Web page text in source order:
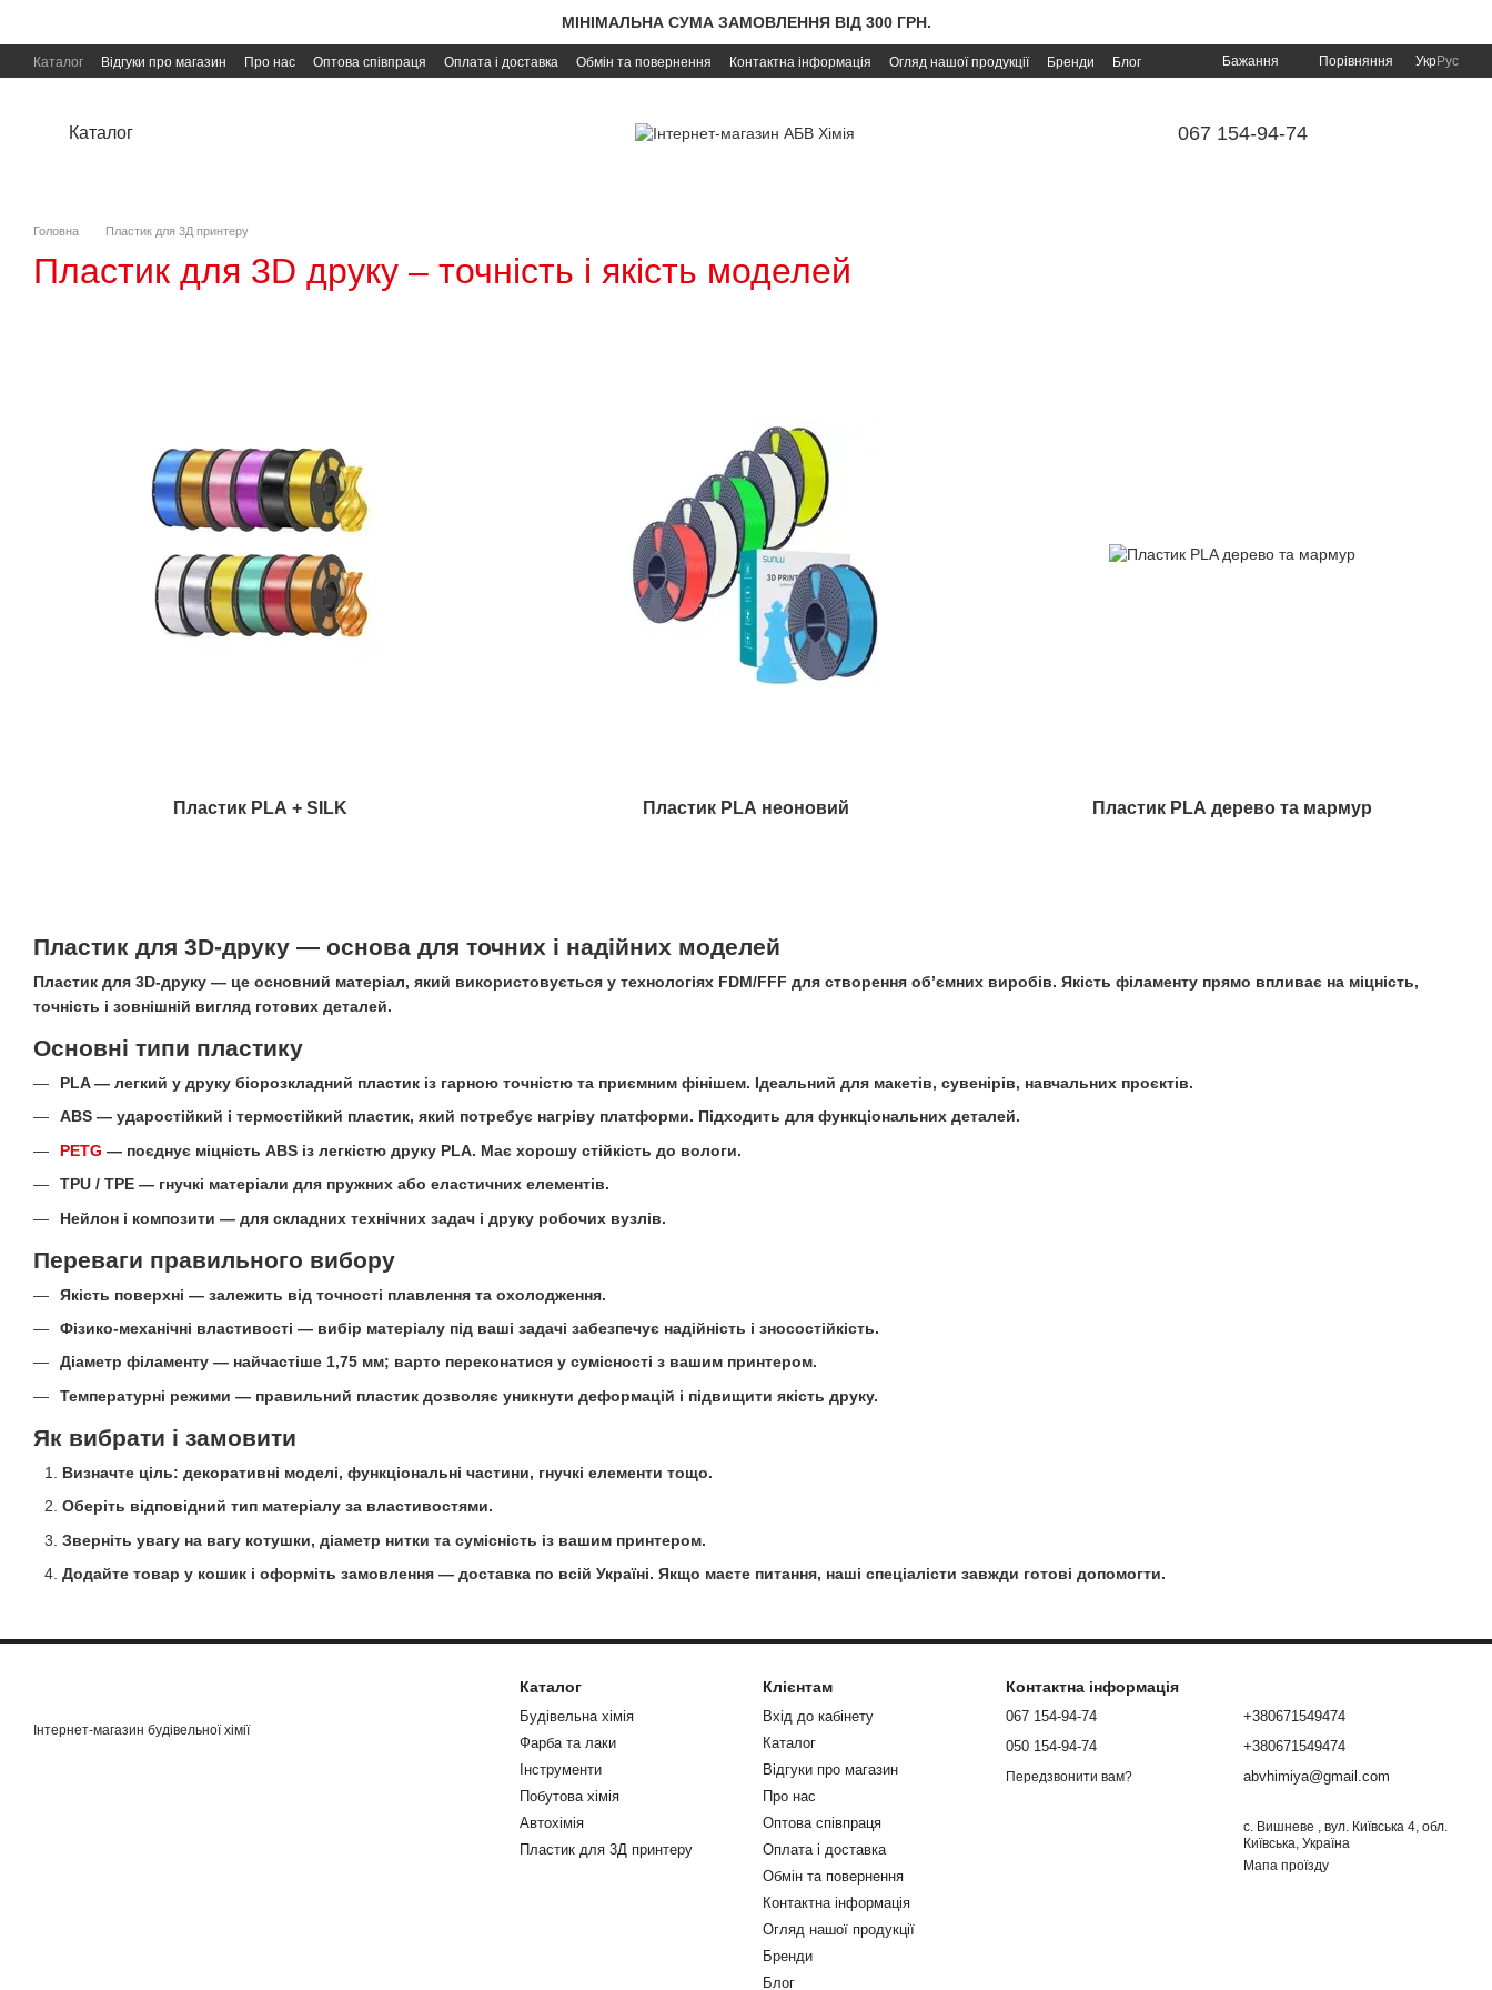
МІНІМАЛЬНА СУМА ЗАМОВЛЕННЯ ВІД 300 ГРН.
Каталог Відгуки про магазин Про нас Оптова співпраця Оплата і доставка Обмін та повернення Контактна інформація Огляд нашої продукції Бренди
Блог
Бажання Порівняння УкрРус
Каталог 067 154-94-74
Головна Пластик для 3Д принтеру
Пластик для 3D друку – точність і якість моделей
Пластик для 3D‑друку — основа для точних і надійних моделей
Пластик для 3D‑друку — це основний матеріал, який використовується у технологіях FDM/FFF для створення об’ємних виробів. Якість філаменту прямо впливає на міцність,
точність і зовнішній вигляд готових деталей.
Основні типи пластику
PLA — легкий у друку біорозкладний пластик із гарною точністю та приємним фінішем. Ідеальний для макетів, сувенірів, навчальних проєктів.
ABS — ударостійкий і термостійкий пластик, який потребує нагріву платформи. Підходить для функціональних деталей.
PETG — поєднує міцність ABS із легкістю друку PLA. Має хорошу стійкість до вологи.
TPU / TPE — гнучкі матеріали для пружних або еластичних елементів.
Нейлон і композити — для складних технічних задач і друку робочих вузлів.
Переваги правильного вибору
Якість поверхні — залежить від точності плавлення та охолодження.
Фізико-механічні властивості — вибір матеріалу під ваші задачі забезпечує надійність і зносостійкість.
Діаметр філаменту — найчастіше 1,75 мм; варто переконатися у сумісності з вашим принтером.
Температурні режими — правильний пластик дозволяє уникнути деформацій і підвищити якість друку.
Як вибрати і замовити
Визначте ціль: декоративні моделі, функціональні частини, гнучкі елементи тощо.
Оберіть відповідний тип матеріалу за властивостями.
Зверніть увагу на вагу котушки, діаметр нитки та сумісність із вашим принтером.
Додайте товар у кошик і оформіть замовлення — доставка по всій Україні. Якщо маєте питання, наші спеціалісти завжди готові допомогти.
Пластик PLA + SILK Пластик PLA неоновий Пластик PLA дерево та мармур
Інтернет-магазин будівельної хімії
Каталог
Будівельна хімія
Фарба та лаки
Інструменти
Побутова хімія
Автохімія
Пластик для 3Д принтеру
Клієнтам
Вхід до кабінету
Каталог
Відгуки про магазин
Про нас
Оптова співпраця
Оплата і доставка
Обмін та повернення
Контактна інформація
Огляд нашої продукції
Бренди
Блог
Контактна інформація
067 154-94-74
050 154-94-74
Передзвонити вам?
+380671549474
+380671549474
abvhimiya@gmail.com
с. Вишневе , вул. Київська 4, обл.
Київська, Україна
Мапа проїзду